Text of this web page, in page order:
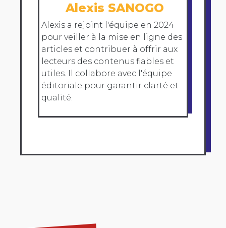
Alexis SANOGO
Alexis a rejoint l'équipe en 2024
pour veiller à la mise en ligne des
articles et contribuer à offrir aux
lecteurs des contenus fiables et
utiles. Il collabore avec l'équipe
éditoriale pour garantir clarté et
qualité.